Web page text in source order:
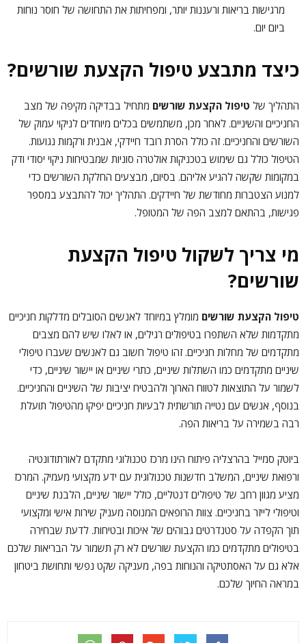
מרגישות בריאות ורעננות יותר, ומפחיתות את התחושה של חוסר נוחות
ביום יום.
כיצד מתבצע טיפול הקצעת שורשים?
התהליך של טיפול הקצעת שורשים מתחיל בבדיקה מקיפה של מצב
החניכיים והשיניים. לאחר מכן, משתמשים בכלים מיוחדים לניקוי עמוק של
השורשים והחניכיים. זה כולל הסרת רובד חיידקי, אבנית ורקמות נגועות.
הטיפול כולל גם שימוש בטכניקות אולטרה סוניות שמבטיחות ניקוי יסודי ודק
במקומות שקשה להגיע אליהם. בסיום, מבצעים החלקת השורשים כדי
למנוע הצטברות מחודשת של חיידקים. התהליך יכול להתבצע במספר
פגישות, בהתאם למצב הפה של המטופל.
מי צריך לשקול טיפול הקצעת
שורשים?
טיפול הקצעת שורשים מומלץ במיוחד לאנשים הסובלים מדלקות חניכיים
מתקדמות שלא השתפרו בטיפולים רגילים, או לאלו שיש להם מצבים
מתקדמים של מחלות חניכיים. זהו טיפול חשוב גם לאנשים שעברו טיפולי
שיניים מתקדמים כמו השתלות שיניים, כתרי שיניים או יישור שיניים, כדי
לשמור על התוצאות לטווח הארוך ולהבטיח יציבות של השיניים והחניכיים.
בנוסף, אנשים עם נטייה תורשתית לבעיות חניכיים יפיקו מהטיפול תועלת
רבה בשמירה על בריאות הפה.
ביוטק סמייל בהרצליה פיתוח הינו מרכז טכנולוגי מתקדם לאורתודונטיה
ורפואת שיניים, המשלב חדשנות טכנולוגית עם ידע מקצועי מעמיק. המרכז
מציע מגוון רחב של טיפולים דנטליים, כולל יישור שיניים, הלבנת שיניים
וטיפולי לייזר בחניכיים. צוות הרופאים המנוסה מעניק שירות אישי ומקצועי
תוך הקפדה על סטנדרטים גבוהים של איכות ובטיחות. לדעת שבחירה
בטיפולים מתקדמים כמו הקצעת שורשים לא רק תשמור על הבריאות שלכם
אלא גם על האסתטיקה והנוחות בפה, מעניקה שקט נפשי ותחושת ביטחון
במראה החיוך שלכם.